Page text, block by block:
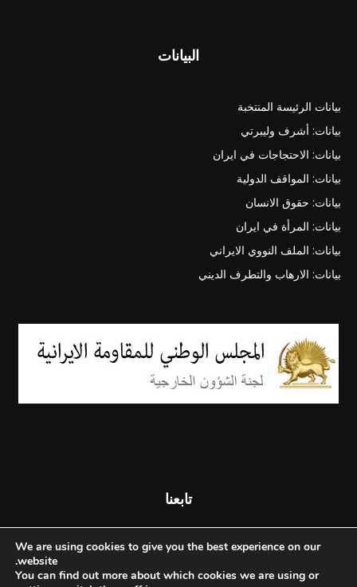
البيانات
بيانات الرئيسة المنتخبة
بيانات: أشرف وليبرتي
بيانات: الاحتجاجات في ايران
بيانات: المواقف الدولية
بيانات: حقوق الانسان
بيانات: المرأة في ايران
بيانات: الملف النووي الايراني
بيانات: الارهاب والتطرف الديني
تابعنا
We are using cookies to give you the best experience on our
website.
You can find out more about which cookies we are using or